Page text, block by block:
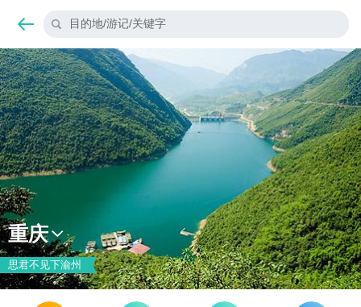
目的地/游记/关键字
重庆
思君不见下渝州